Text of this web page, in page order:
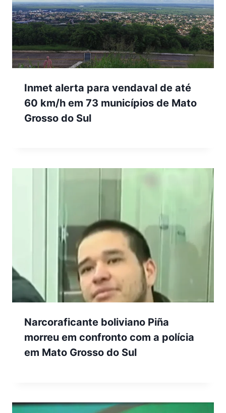
Inmet alerta para vendaval de até
60 km/h em 73 municípios de Mato
Grosso do Sul
Narcoraficante boliviano Piña
morreu em confronto com a polícia
em Mato Grosso do Sul